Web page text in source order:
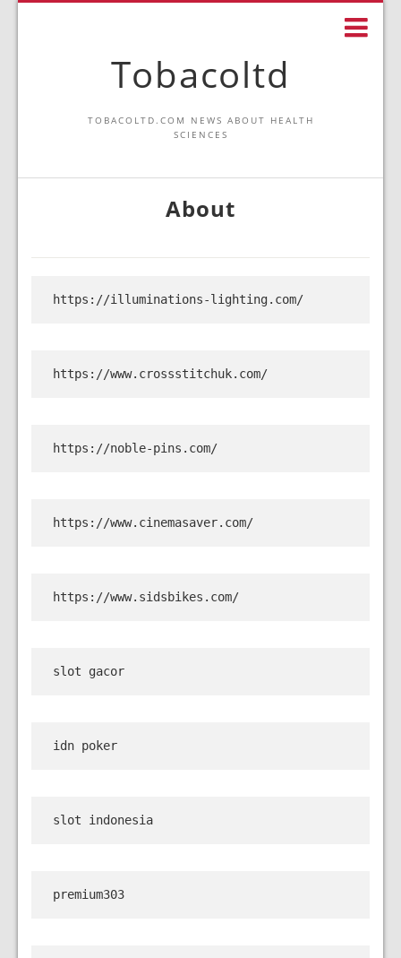
Tobacoltd
TOBACOLTD.COM NEWS ABOUT HEALTH
SCIENCES
About
https://illuminations-lighting.com/
https://www.crossstitchuk.com/
https://noble-pins.com/
https://www.cinemasaver.com/
https://www.sidsbikes.com/
slot gacor
idn poker
slot indonesia
premium303